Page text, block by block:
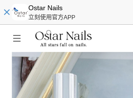
Ostar Nails
立刻使用官方APP